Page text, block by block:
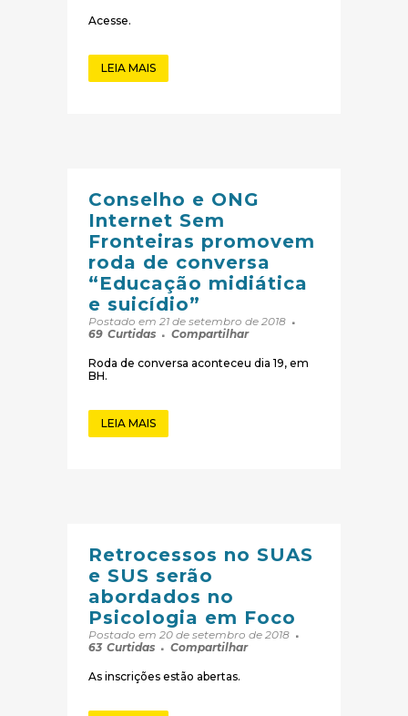
Acesse.
LEIA MAIS
Conselho e ONG
Internet Sem
Fronteiras promovem
roda de conversa
“Educação midiática
e suicídio”
Postado em 21 de setembro de 2018
69 Curtidas Compartilhar
Roda de conversa aconteceu dia 19, em
BH.
LEIA MAIS
Retrocessos no SUAS
e SUS serão
abordados no
Psicologia em Foco
Postado em 20 de setembro de 2018
63 Curtidas Compartilhar
As inscrições estão abertas.